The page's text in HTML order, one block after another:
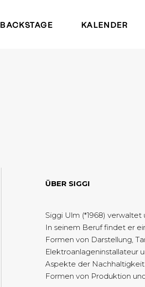
BACKSTAGE KALENDER
ÜBER SIGGI
Siggi Ulm (*1968)
In seinem Beruf findet er
Formen von Darstellung,
Elektroanlageninstallateur
Aspekte der Nachhaltigkeit
Formen von Produktion